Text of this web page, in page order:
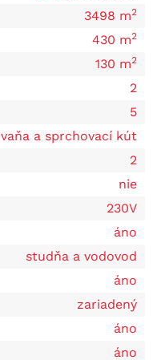
3498 m2
430 m2
130 m2
2
5
vaňa a sprchovací kút
2
nie
230V
áno
studňa a vodovod
áno
zariadený
áno
áno